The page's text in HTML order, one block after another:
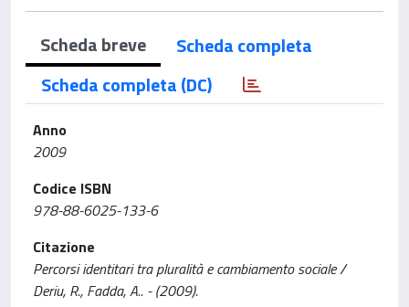
Scheda breve
Scheda completa
Scheda completa (DC)
Anno
2009
Codice ISBN
978-88-6025-133-6
Citazione
Percorsi identitari tra pluralità e cambiamento sociale /
Deriu, R., Fadda, A.. - (2009).